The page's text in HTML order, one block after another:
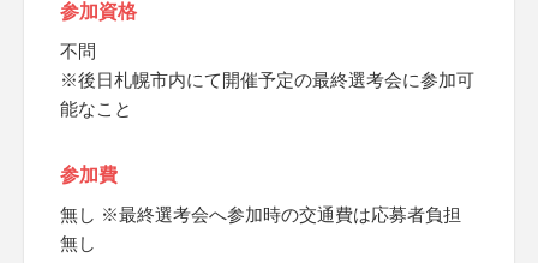
参加資格
不問
※後日札幌市内にて開催予定の最終選考会に参加可
能なこと
参加費
無し ※最終選考会へ参加時の交通費は応募者負担
無し